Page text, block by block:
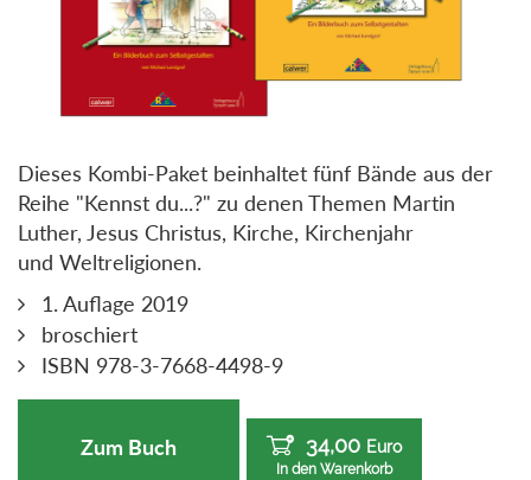
Dieses Kombi-Paket beinhaltet fünf Bände aus der
Reihe "Kennst du...?" zu denen Themen Martin
Luther, Jesus Christus, Kirche, Kirchenjahr
und Weltreligionen.
1. Auflage 2019
broschiert
ISBN 978-3-7668-4498-9
Zum Buch 34,00 Euro
In den Warenkorb